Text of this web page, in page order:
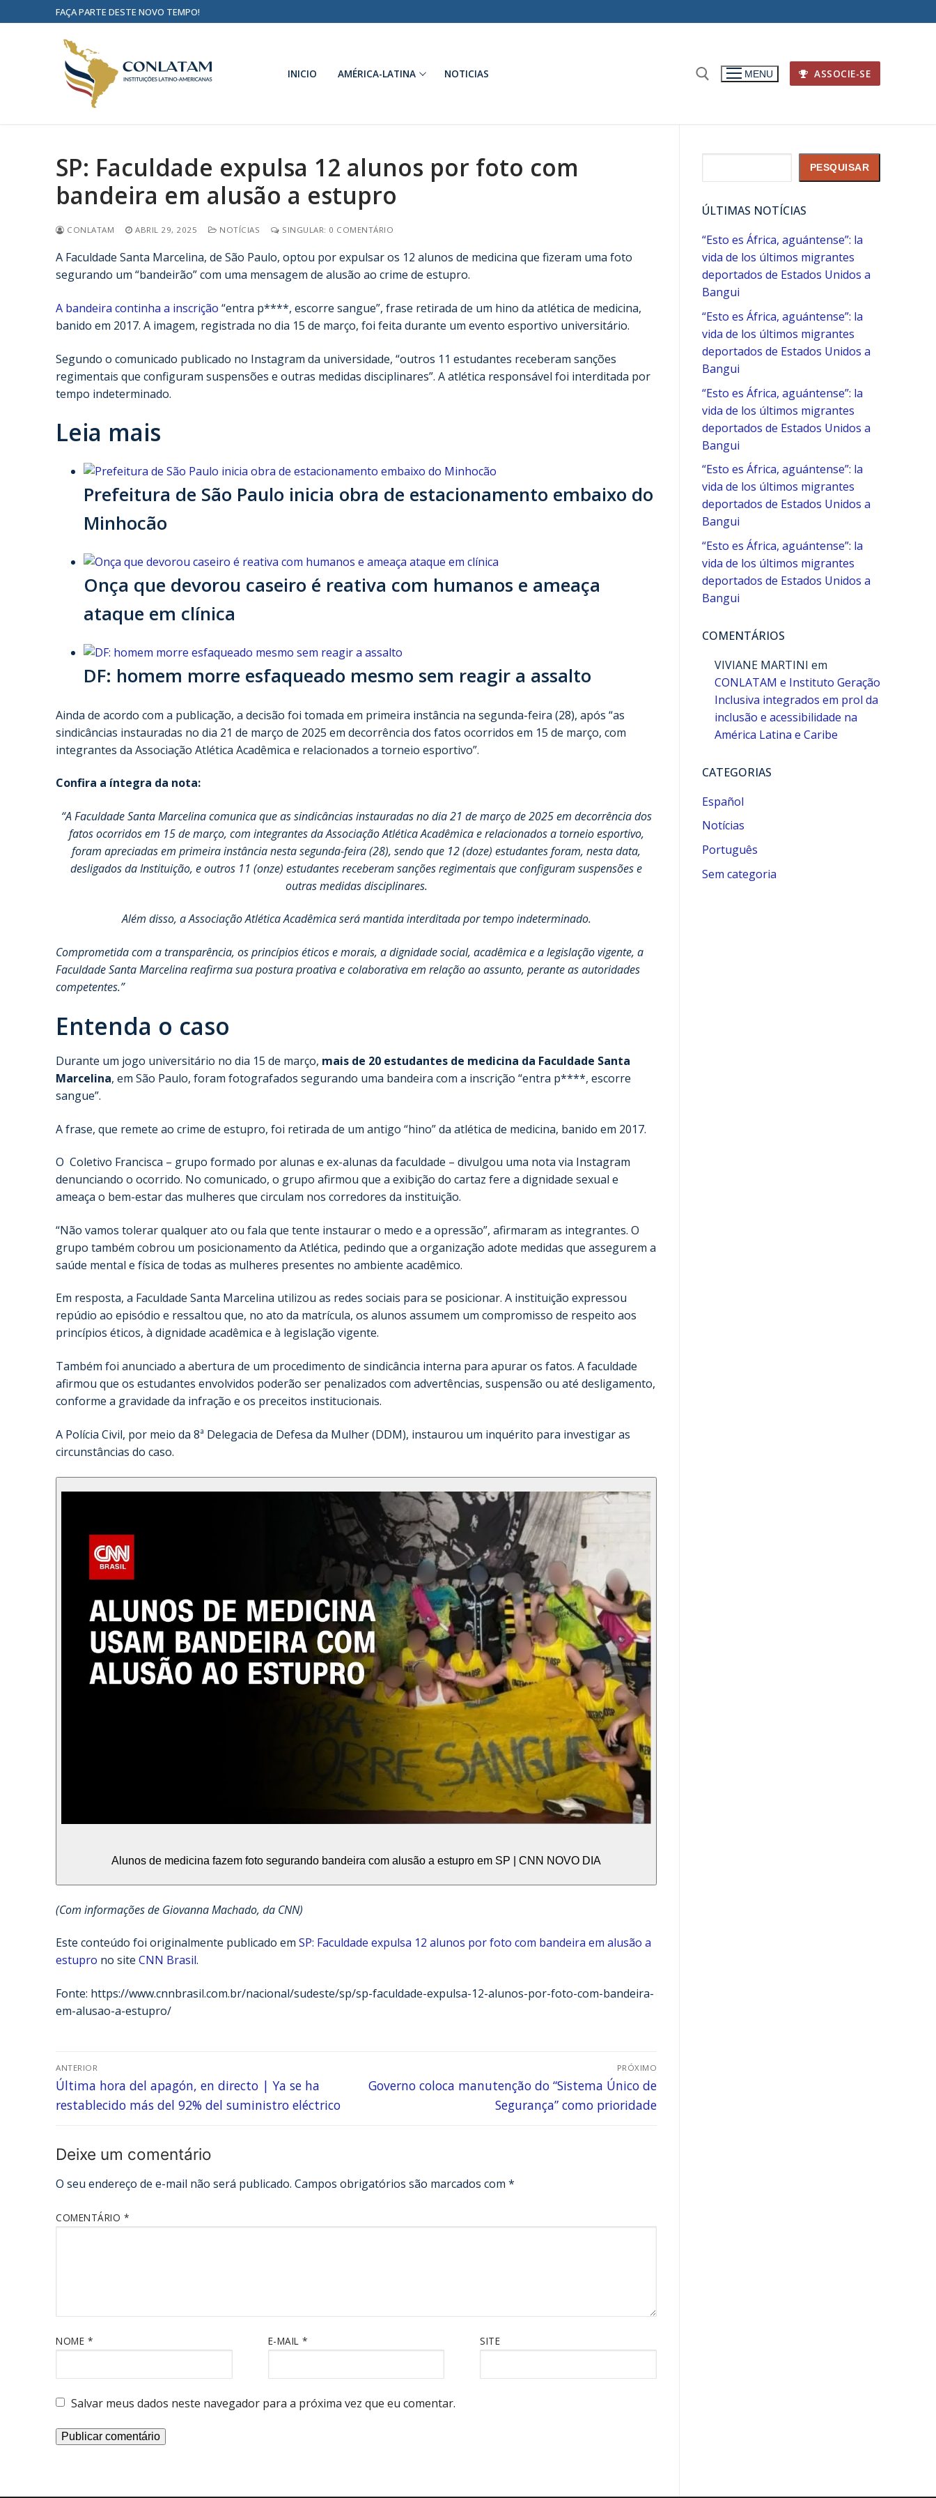
FAÇA PARTE DESTE NOVO TEMPO!
INICIO AMÉRICA-LATINA NOTICIAS MENU ASSOCIE-SE
SP: Faculdade expulsa 12 alunos por foto com
bandeira em alusão a estupro
CONLATAM ABRIL 29, 2025 NOTÍCIAS SINGULAR: 0 COMENTÁRIO
A Faculdade Santa Marcelina, de São Paulo, optou por expulsar os 12 alunos de medicina que fizeram uma foto
segurando um “bandeirão” com uma mensagem de alusão ao crime de estupro.
A bandeira continha a inscrição “entra p****, escorre sangue”, frase retirada de um hino da atlética de medicina,
banido em 2017. A imagem, registrada no dia 15 de março, foi feita durante um evento esportivo universitário.
Segundo o comunicado publicado no Instagram da universidade, “outros 11 estudantes receberam sanções
regimentais que configuram suspensões e outras medidas disciplinares”. A atlética responsável foi interditada por
tempo indeterminado.
Leia mais
Prefeitura de São Paulo inicia obra de estacionamento embaixo do
Minhocão
Onça que devorou caseiro é reativa com humanos e ameaça
ataque em clínica
DF: homem morre esfaqueado mesmo sem reagir a assalto
Ainda de acordo com a publicação, a decisão foi tomada em primeira instância na segunda-feira (28), após “as
sindicâncias instauradas no dia 21 de março de 2025 em decorrência dos fatos ocorridos em 15 de março, com
integrantes da Associação Atlética Acadêmica e relacionados a torneio esportivo”.
Confira a íntegra da nota:
“A Faculdade Santa Marcelina comunica que as sindicâncias instauradas no dia 21 de março de 2025 em decorrência dos
fatos ocorridos em 15 de março, com integrantes da Associação Atlética Acadêmica e relacionados a torneio esportivo,
foram apreciadas em primeira instância nesta segunda-feira (28), sendo que 12 (doze) estudantes foram, nesta data,
desligados da Instituição, e outros 11 (onze) estudantes receberam sanções regimentais que configuram suspensões e
outras medidas disciplinares.
Além disso, a Associação Atlética Acadêmica será mantida interditada por tempo indeterminado.
Comprometida com a transparência, os princípios éticos e morais, a dignidade social, acadêmica e a legislação vigente, a
Faculdade Santa Marcelina reafirma sua postura proativa e colaborativa em relação ao assunto, perante as autoridades
competentes.”
Entenda o caso
Durante um jogo universitário no dia 15 de março, mais de 20 estudantes de medicina da Faculdade Santa
Marcelina, em São Paulo, foram fotografados segurando uma bandeira com a inscrição “entra p****, escorre
sangue”.
A frase, que remete ao crime de estupro, foi retirada de um antigo “hino” da atlética de medicina, banido em 2017.
O Coletivo Francisca – grupo formado por alunas e ex-alunas da faculdade – divulgou uma nota via Instagram
denunciando o ocorrido. No comunicado, o grupo afirmou que a exibição do cartaz fere a dignidade sexual e
ameaça o bem-estar das mulheres que circulam nos corredores da instituição.
“Não vamos tolerar qualquer ato ou fala que tente instaurar o medo e a opressão”, afirmaram as integrantes. O
grupo também cobrou um posicionamento da Atlética, pedindo que a organização adote medidas que assegurem a
saúde mental e física de todas as mulheres presentes no ambiente acadêmico.
Em resposta, a Faculdade Santa Marcelina utilizou as redes sociais para se posicionar. A instituição expressou
repúdio ao episódio e ressaltou que, no ato da matrícula, os alunos assumem um compromisso de respeito aos
princípios éticos, à dignidade acadêmica e à legislação vigente.
Também foi anunciado a abertura de um procedimento de sindicância interna para apurar os fatos. A faculdade
afirmou que os estudantes envolvidos poderão ser penalizados com advertências, suspensão ou até desligamento,
conforme a gravidade da infração e os preceitos institucionais.
A Polícia Civil, por meio da 8ª Delegacia de Defesa da Mulher (DDM), instaurou um inquérito para investigar as
circunstâncias do caso.
Alunos de medicina fazem foto segurando bandeira com alusão a estupro em SP | CNN NOVO DIA
(Com informações de Giovanna Machado, da CNN)
Este conteúdo foi originalmente publicado em SP: Faculdade expulsa 12 alunos por foto com bandeira em alusão a
estupro no site CNN Brasil.
Fonte: https://www.cnnbrasil.com.br/nacional/sudeste/sp/sp-faculdade-expulsa-12-alunos-por-foto-com-bandeira-
em-alusao-a-estupro/
ANTERIOR
Última hora del apagón, en directo | Ya se ha
restablecido más del 92% del suministro eléctrico
PRÓXIMO
Governo coloca manutenção do “Sistema Único de
Segurança” como prioridade
Deixe um comentário
O seu endereço de e-mail não será publicado. Campos obrigatórios são marcados com *
COMENTÁRIO *
NOME * E-MAIL* SITE
Salvar meus dados neste navegador para a próxima vez que eu comentar.
PESQUISAR
ÚLTIMAS NOTÍCIAS
“Esto es África, aguántense”: la
vida de los últimos migrantes
deportados de Estados Unidos a
Bangui
“Esto es África, aguántense”: la
vida de los últimos migrantes
deportados de Estados Unidos a
Bangui
“Esto es África, aguántense”: la
vida de los últimos migrantes
deportados de Estados Unidos a
Bangui
“Esto es África, aguántense”: la
vida de los últimos migrantes
deportados de Estados Unidos a
Bangui
“Esto es África, aguántense”: la
vida de los últimos migrantes
deportados de Estados Unidos a
Bangui
COMENTÁRIOS
VIVIANE MARTINI em
CONLATAM e Instituto Geração
Inclusiva integrados em prol da
inclusão e acessibilidade na
América Latina e Caribe
CATEGORIAS
Español
Notícias
Português
Sem categoria